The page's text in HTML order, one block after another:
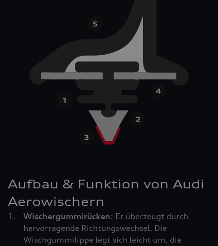
Aufbau & Funktion von Audi
Aerowischern
Wischergummirücken: Er überzeugt durch
hervorragende Richtungswechsel. Die
Wischgummilippe legt sich leicht um, die